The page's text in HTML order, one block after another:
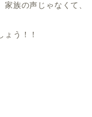
族の声じゃなくて、
う！！